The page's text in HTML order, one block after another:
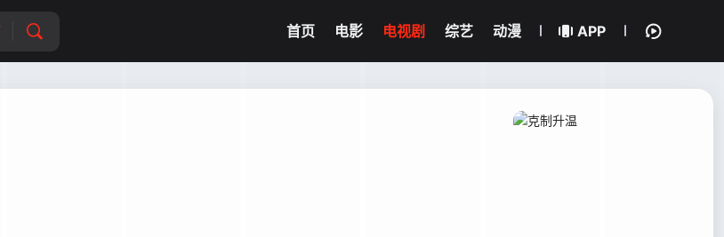
首页 电影 电视剧 综艺 动漫 APP